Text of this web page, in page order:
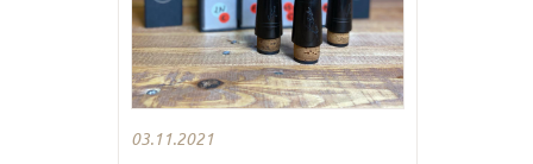
03.11.2021